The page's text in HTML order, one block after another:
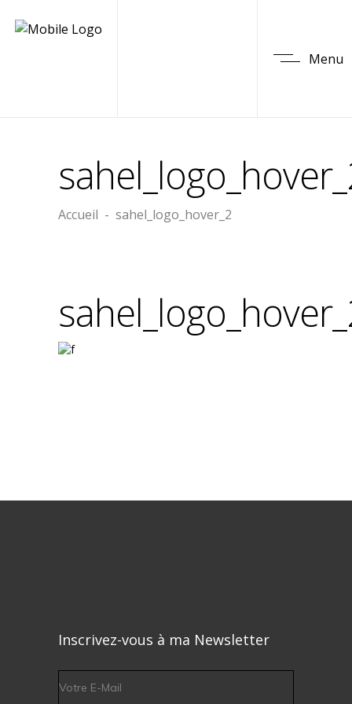
Menu
Accueil - sahel_logo_hover_2
Inscrivez-vous à ma Newsletter